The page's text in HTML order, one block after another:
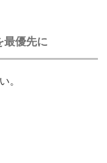
最優先に
。